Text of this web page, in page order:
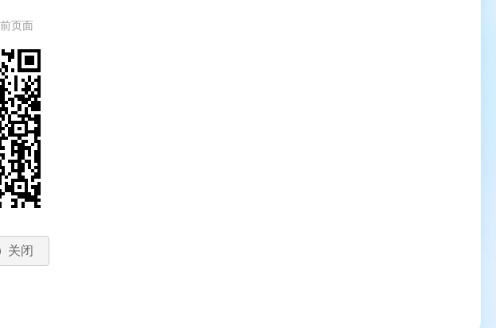
页面
关闭